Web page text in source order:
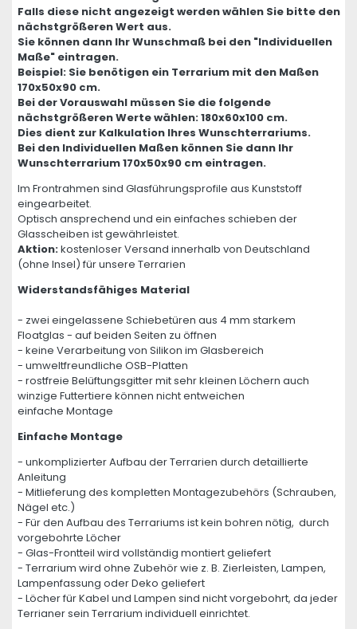
Falls diese nicht angezeigt werden wählen Sie bitte den
nächstgrößeren Wert aus.
Sie können dann Ihr Wunschmaß bei den "Individuellen
Maße" eintragen.
Beispiel: Sie benötigen ein Terrarium mit den Maßen
170x50x90 cm.
Bei der Vorauswahl müssen Sie die folgende
nächstgrößeren Werte wählen: 180x60x100 cm.
Dies dient zur Kalkulation Ihres Wunschterrariums.
Bei den Individuellen Maßen können Sie dann Ihr
Wunschterrarium 170x50x90 cm eintragen.
Im Frontrahmen sind Glasführungsprofile aus Kunststoff
eingearbeitet.
Optisch ansprechend und ein einfaches schieben der
Glasscheiben ist gewährleistet.
Aktion:kostenloser Versand innerhalb von Deutschland
(ohne Insel) für unsere Terrarien
Widerstandsfähiges Material
- zwei eingelassene Schiebetüren aus 4 mm starkem
Floatglas - auf beiden Seiten zu öffnen
- keine Verarbeitung von Silikon im Glasbereich
- umweltfreundliche OSB-Platten
- rostfreie Belüftungsgitter mit sehr kleinen Löchern auch
winzige Futtertiere können nicht entweichen
einfache Montage
Einfache Montage
- unkomplizierter Aufbau der Terrarien durch detaillierte
Anleitung
- Mitlieferung des kompletten Montagezubehörs (Schrauben,
Nägel etc.)
- Für den Aufbau des Terrariums ist kein bohren nötig, durch
vorgebohrte Löcher
- Glas-Frontteil wird vollständig montiert geliefert
- Terrarium wird ohne Zubehör wie z. B. Zierleisten, Lampen,
Lampenfassung oder Deko geliefert
- Löcher für Kabel und Lampen sind nicht vorgebohrt, da jeder
Terrianer sein Terrarium individuell einrichtet.